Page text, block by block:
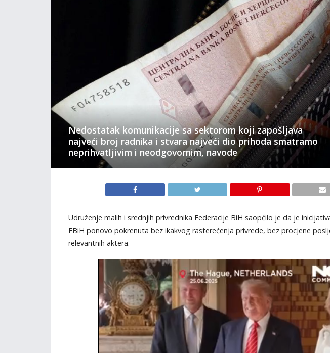
Nedostatak komunikacije sa sektorom koji zapošljava
najveći broj radnika i stvara najveći dio prihoda smatramo
neprihvatljivim i neodgovornim, navode
Udruženje malih i srednjih privrednika Federacije BiH saopćilo je da je
FBiH ponovo pokrenuta bez ikakvog rasterećenja privrede, bez procjene
relevantnih aktera.